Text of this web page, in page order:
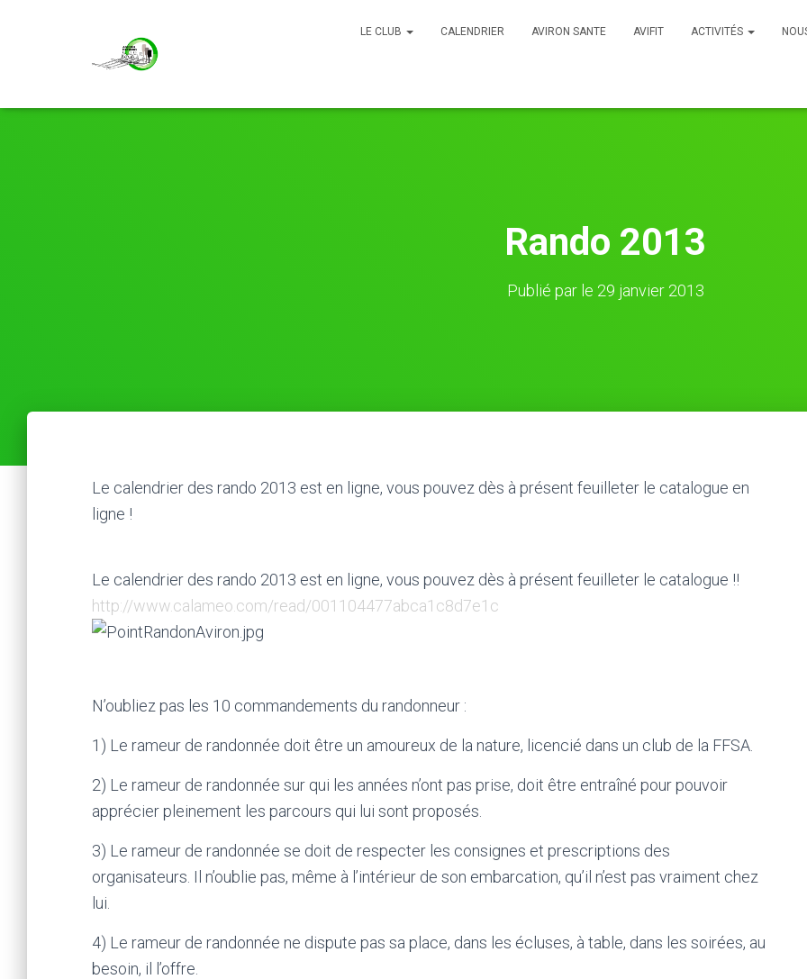
LE CLUB CALENDRIER AVIRON SANTE AVIFIT ACTIVITÉS
Rando 2013
Publié par le 29 janvier 2013
Le calendrier des rando 2013 est en ligne, vous pouvez dès à présent feuilleter le catalogue en
ligne !
Le calendrier des rando 2013 est en ligne, vous pouvez dès à présent feuilleter le catalogue !!
http://www.calameo.com/read/001104477abca1c8d7e1c
N’oubliez pas les 10 commandements du randonneur :
1) Le rameur de randonnée doit être un amoureux de la nature, licencié dans un club de la FFSA.
2) Le rameur de randonnée sur qui les années n’ont pas prise, doit être entraîné pour pouvoir
apprécier pleinement les parcours qui lui sont proposés.
3) Le rameur de randonnée se doit de respecter les consignes et prescriptions des
organisateurs. Il n’oublie pas, même à l’intérieur de son embarcation, qu’il n’est pas vraiment chez
lui.
4) Le rameur de randonnée ne dispute pas sa place, dans les écluses, à table, dans les soirées, au
besoin, il l’offre.